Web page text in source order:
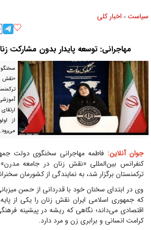
سیاست » اخبار کلی
مهاجرانی: توسعه پایدار بدون مشارکت
«نقش
از
می‌رود.
جوان آنلاین: فاطمه مهاجرانی سخنگوی دولت
کنفرانس بین‌المللی «نقش زنان در جامعه
ترکمنستان برگزار شد، به نمایندگی از کشورمان
وی در ابتدای سخنان خود با قدردانی از حسن
که جمهوری اسلامی ایران نقش زنان را یکی از
اقتصادی می‌داند؛ نگاهی که ریشه در پیشینه
کرامت انسانی و برابری زن و مرد دارد.